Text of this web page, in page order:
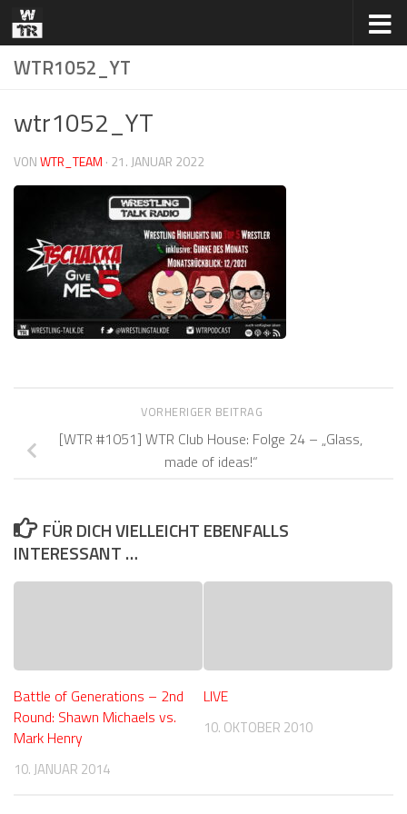
Zum Inhalt springen
WTR1052_YT
wtr1052_YT
VONWTR_TEAM · 21. JANUAR 2022
VORHERIGER BEITRAG
[WTR #1051] WTR Club House: Folge 24 – „Glass,
made of ideas!“
FÜR DICH VIELLEICHT EBENFALLS
INTERESSANT …
Battle of Generations – 2nd
Round: Shawn Michaels vs.
Mark Henry
10. JANUAR 2014
LIVE
10. OKTOBER 2010